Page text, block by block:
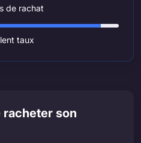
de rachat
taux
racheter son